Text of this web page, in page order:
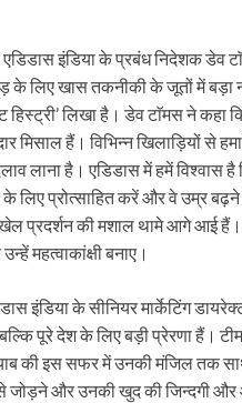
इंडिया के प्रबंध निदेशक डेव
के लिए खास तकनीकी के जूतों में बड़ा
हिस्ट्री’ लिखा है। डेव टाॅमस ने कहा
मिसाल हैं। विभिन्न खिलाड़ियों
लाना है। एडिडास में हमें विश्वास
प्रोत्साहित करें और वे उम्र
प्रदर्शन की मशाल थामे आगे आई
महत्वाकांक्षी बनाए।
इंडिया के सीनियर मार्केटिंग
पूरे देश के लिए बड़ी प्रेरणा हैं।
की इस सफर में उनकी मंजिल तक
और उनकी खुद की जिन्दगी और